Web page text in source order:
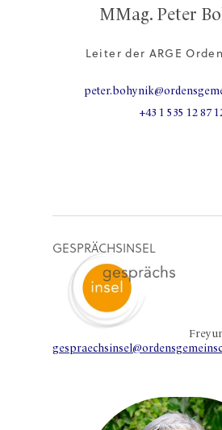
MMag. Peter
Leiter der ARGE
+43 1 535 12 87
GESPRÄCHSINSEL